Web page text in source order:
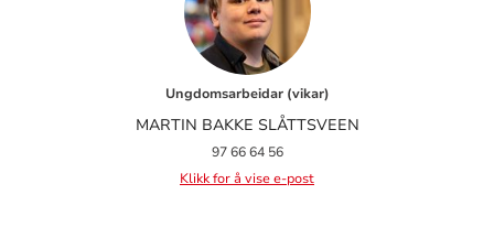
Ungdomsarbeidar (vikar)
MARTIN BAKKE SLÅTTSVEEN
97 66 64 56
Klikk for å vise e-post